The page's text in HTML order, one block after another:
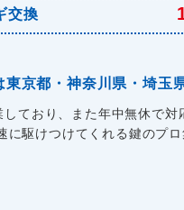
交換
東京都・神奈川県・埼玉
ており、また年中無休で
に駆けつけてくれる鍵のプ